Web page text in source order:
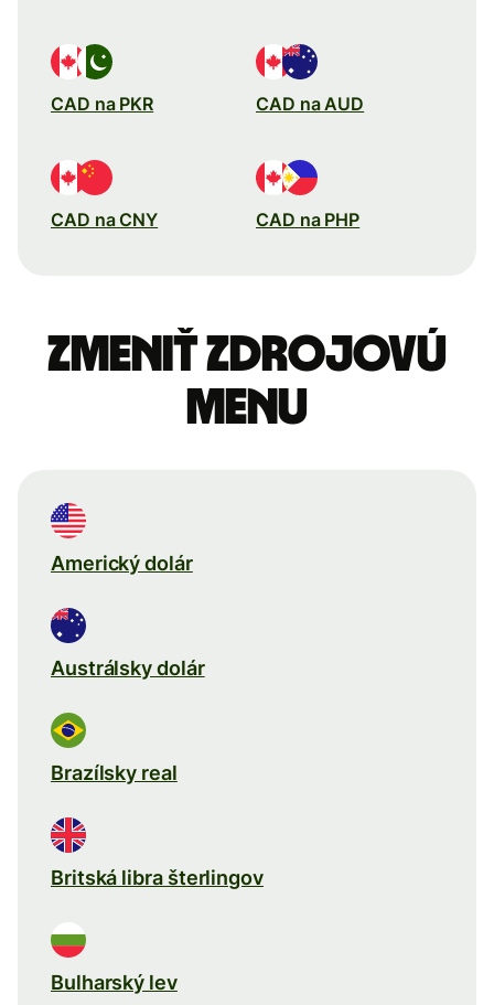
CAD na PKR CAD na AUD
CAD na CNY CAD na PHP
Zmeniť zdrojovú
menu
Americký dolár
Austrálsky dolár
Brazílsky real
Britská libra šterlingov
Bulharský lev